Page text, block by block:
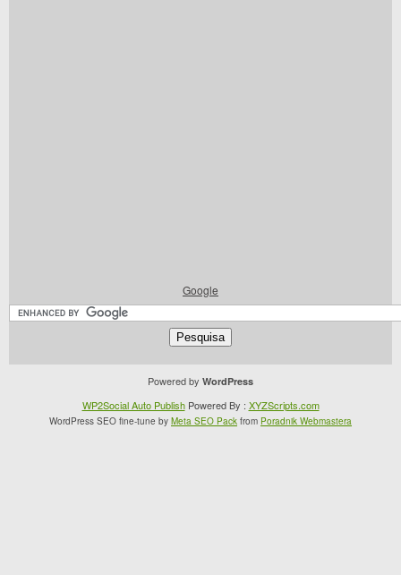
Google
Powered by WordPress
WP2Social Auto PublishPowered By : XYZScripts.com
WordPress SEO fine-tune by Meta SEO Pack from Poradnik Webmastera